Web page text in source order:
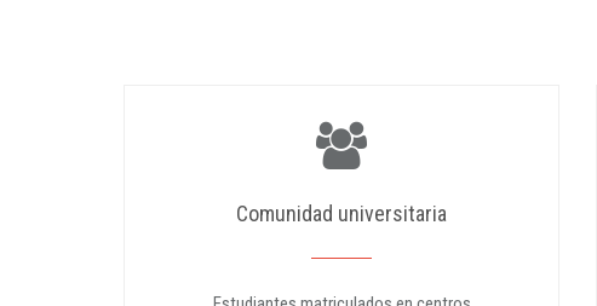
Comunidad universitaria